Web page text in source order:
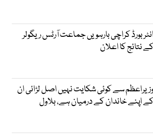
انٹر بورڈ کراچی بارہویں جماعت آرٹس ریگولر
کے نتائج کا اعلان
سے کوئی شکایت نہیں اصل لڑائی ان
کے اپنے خاندان کے درمیان ہے، بلاول